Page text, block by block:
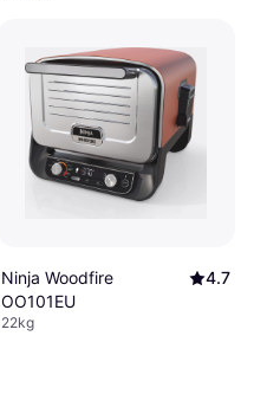
Ninja Woodfire
OO101EU
4.7
22kg